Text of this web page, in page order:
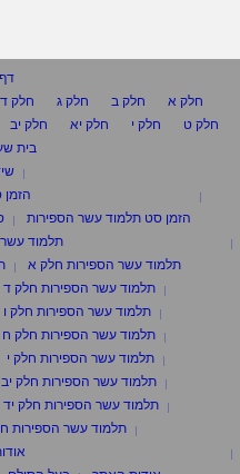
חלק א
חלק ב חלק ג חלק ד
חלק ט
חלק י חלק יא חלק יב
בית
הזמן סט תלמוד עשר הספירות
תלמוד עשר
תלמוד עשר הספירות חלק א
תלמוד עשר הספירות חלק ד
תלמוד עשר הספירות חלק ו
תלמוד עשר הספירות חלק ח
תלמוד עשר הספירות חלק י
תלמוד עשר הספירות חלק יב
תלמוד עשר הספירות חלק יד
תלמוד עשר הספירות